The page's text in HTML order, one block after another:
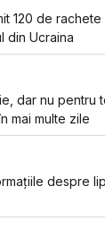
120 de
din Ucraina
dar nu pentru
mai multe zile
despre